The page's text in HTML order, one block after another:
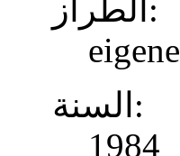
الطراز:
eigene
السنة:
1984